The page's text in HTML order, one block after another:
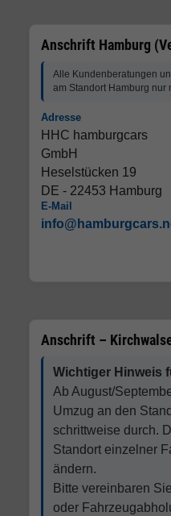
Anschrift Hamburg
Alle Kundenberatungen
am Standort Hamburg nur
Adresse
HHC hamburgcars
GmbH
Heselstücken 19
DE - 22453 Hamburg
E-Mail
Anschrift –
Wichtiger Hinweis
Ab August/
Umzug an den
schrittweise durch.
Standort einzelner
ändern.
Bitte vereinbaren
oder